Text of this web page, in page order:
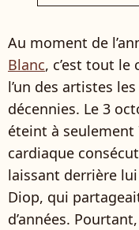
Au moment de
Blanc, c’est tout
l’un des artistes
décennies. Le 3
éteint à seulement
cardiaque
laissant derrière
Diop, qui
d’années.